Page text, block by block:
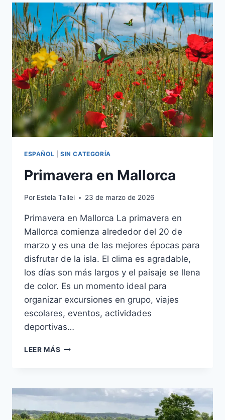
ESPAÑOL SIN CATEGORÍA
Primavera en Mallorca
Por Estela Tallei 23 de marzo de 2026
Primavera en Mallorca La primavera en
Mallorca comienza alrededor del 20 de
marzo y es una de las mejores épocas para
disfrutar de la isla. El clima es agradable,
los días son más largos y el paisaje se llena
de color. Es un momento ideal para
organizar excursiones en grupo, viajes
escolares, eventos, actividades
deportivas…
LEER MÁS